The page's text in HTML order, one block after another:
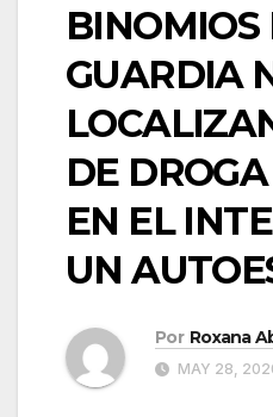
BINOMIOS
GUARDIA
DE
EN EL
UN
Por Roxana
MAY 28,